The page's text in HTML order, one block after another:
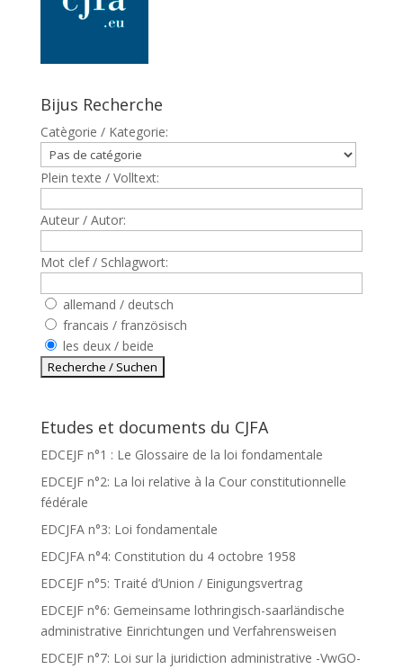
Bijus Recherche
Catègorie / Kategorie:
Plein texte / Volltext:
Auteur / Autor:
Mot clef / Schlagwort:
allemand / deutsch
francais / französisch
les deux / beide
Etudes et documents du CJFA
EDCEJF n°1 : Le Glossaire de la loi fondamentale
EDCEJF n°2: La loi relative à la Cour constitutionnelle
fédérale
EDCJFA n°3: Loi fondamentale
EDCJFA n°4: Constitution du 4 octobre 1958
EDCEJF n°5: Traité d’Union / Einigungsvertrag
EDCEJF n°6: Gemeinsame lothringisch-saarländische
administrative Einrichtungen und Verfahrensweisen
EDCEJF n°7: Loi sur la juridiction administrative -VwGO-